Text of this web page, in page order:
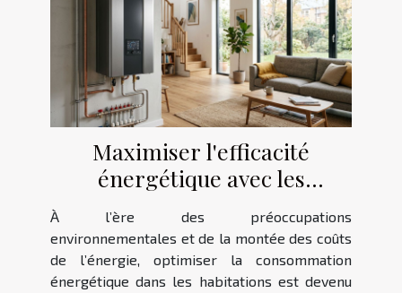
Maximiser l'efficacité
énergétique avec les
systèmes de chauffage
modernes
À l’ère des préoccupations
environnementales et de la montée des coûts
de l’énergie, optimiser la consommation
énergétique dans les habitations est devenu